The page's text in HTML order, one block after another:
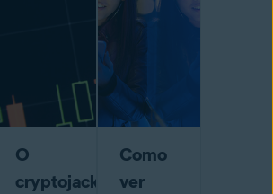
O
cryptojacking
Como
ver